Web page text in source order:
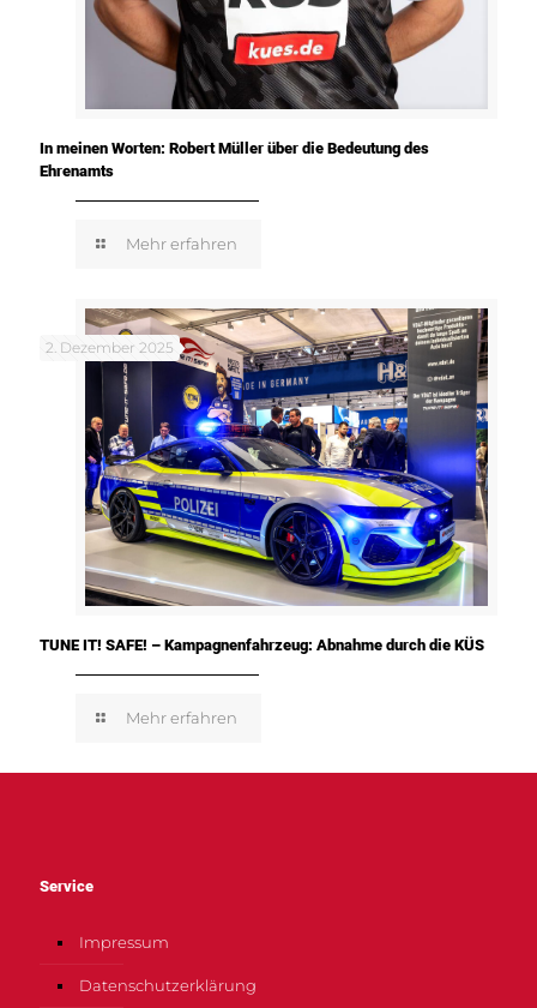
In meinen Worten: Robert Müller über die Bedeutung des
Ehrenamts
Mehr erfahren
2. Dezember 2025
TUNE IT! SAFE! – Kampagnenfahrzeug: Abnahme durch die KÜS
Mehr erfahren
Service
Impressum
Datenschutzerklärung